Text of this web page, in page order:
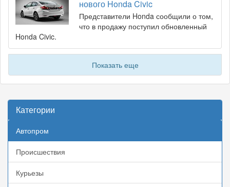
нового Honda Civic
Представители Honda сообщили о том,
что в продажу поступил обновленный
Honda Civic.
Показать еще
Категории
Автопром
Происшествия
Курьезы